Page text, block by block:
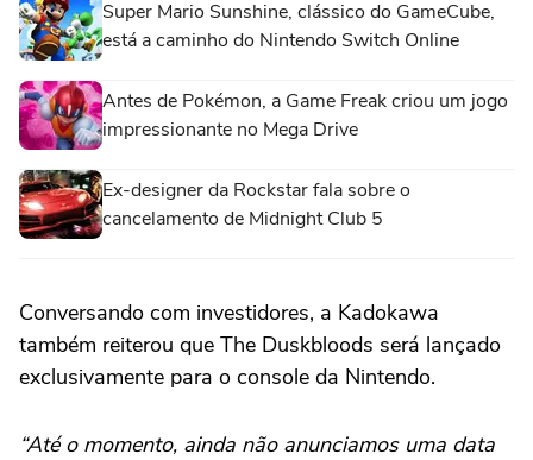
Super Mario Sunshine, clássico do GameCube,
está a caminho do Nintendo Switch Online
Antes de Pokémon, a Game Freak criou um jogo
impressionante no Mega Drive
Ex-designer da Rockstar fala sobre o
cancelamento de Midnight Club 5
Conversando com investidores, a Kadokawa
também reiterou que The Duskbloods será lançado
exclusivamente para o console da Nintendo.
“Até o momento, ainda não anunciamos uma data